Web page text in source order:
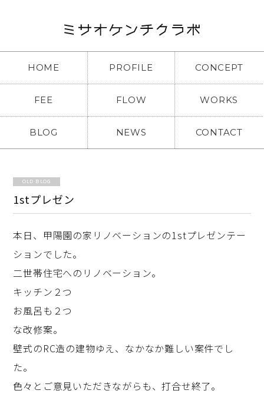
HOME PROFILE CONCEPT
FEE FLOW WORKS
BLOG NEWS CONTACT
OLD BLOG
1stプレゼン
本日、甲陽園の家リノベーションの1stプレゼンテー
ションでした。
二世帯住宅へのリノベーション。
キッチン２つ
お風呂も２つ
な改修案。
壁式のRC造の建物ゆえ、なかなか難しい案件でし
た。
色々とご意見いただきながらも、打合せ終了。